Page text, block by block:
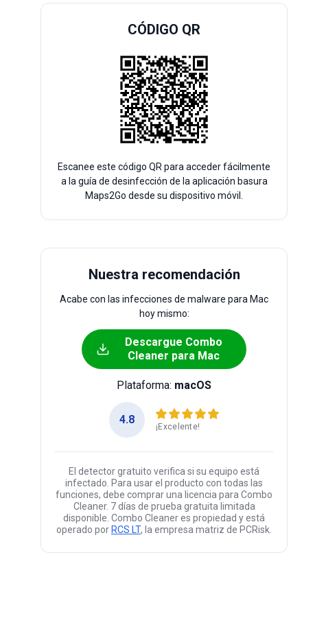
CÓDIGO QR
Escanee este código QR para acceder fácilmente
a la guía de desinfección de la aplicación basura
Maps2Go desde su dispositivo móvil.
Nuestra recomendación
Acabe con las infecciones de malware para Mac
hoy mismo:
Descargue Combo
Cleaner para Mac
Plataforma: macOS
4.8
¡Excelente!
El detector gratuito verifica si su equipo está
infectado. Para usar el producto con todas las
funciones, debe comprar una licencia para Combo
Cleaner. 7 días de prueba gratuita limitada
disponible. Combo Cleaner es propiedad y está
operado por RCS LT, la empresa matriz de PCRisk.